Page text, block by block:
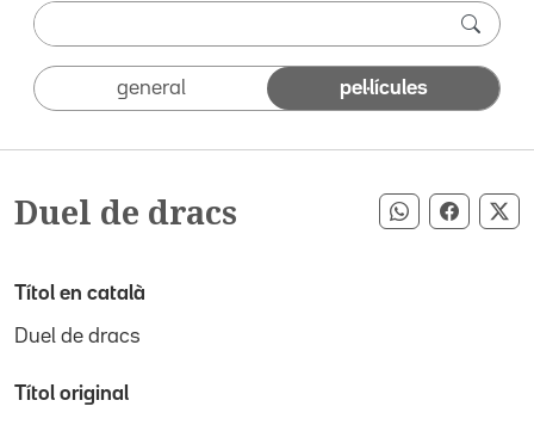
general pel·lícules
Duel de dracs Compartir
Títol en català
Duel de dracs
Títol original